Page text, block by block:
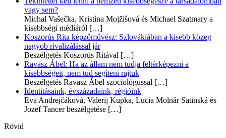
vagy sem?
Michal Vašečka, Kristína Mojžišová és Michael Szatmary a
kisebbségi médiáról […]
Koszorús Rita képzőművész: Szlovákiában a kisebb közeg
nagyob rivalizálással jár
Beszélgetés Koszorús Ritával […]
Ravasz Ábel: Ha az állam nem tudja feltérképezni a
kisebbségeit, nem tud segíteni rajtuk
Beszélgetés Ravasz Ábel szociológussal […]
Identitásaink, évszázadaink, régióink
Eva Andrejčáková, Valerij Kupka, Lucia Molnár Satinská és
Jozef Tancer beszélgetése […]
Rövid